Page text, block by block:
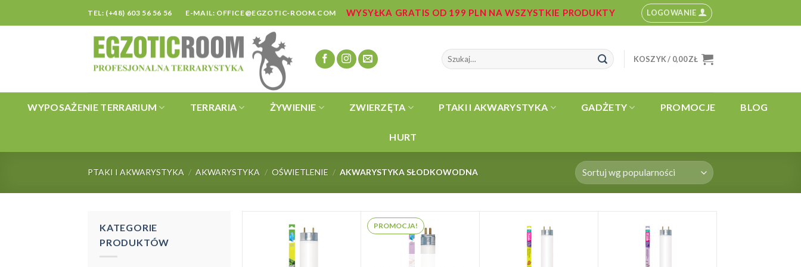
TEL: (+48) 603 56 56 56 E-MAIL: OFFICE@EGZOTIC-ROOM.COM WYSYŁKA GRATIS OD 199 PLN NA WSZYSTKIE PRODUKTY LOGOWANIE
Szukaj:
KOSZYK / 0,00ZŁ
WYPOSAŻENIE TERRARIUM TERRARIA ŻYWIENIE ZWIERZĘTA PTAKI I AKWARYSTYKA GADŻETY PROMOCJE BLOG
HURT
PTAKI I AKWARYSTYKA / AKWARYSTYKA / OŚWIETLENIE / AKWARYSTYKA SŁODKOWODNA
KATEGORIE
PRODUKTÓW
PROMOCJA!